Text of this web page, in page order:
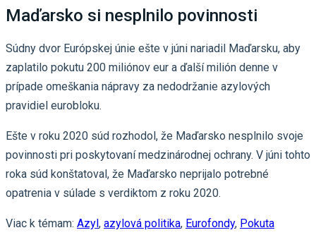
Maďarsko si nesplnilo povinnosti
Súdny dvor Európskej únie ešte v júni nariadil Maďarsku, aby
zaplatilo pokutu 200 miliónov eur a ďalší milión denne v
prípade omeškania nápravy za nedodržanie azylových
pravidiel eurobloku.
Ešte v roku 2020 súd rozhodol, že Maďarsko nesplnilo svoje
povinnosti pri poskytovaní medzinárodnej ochrany. V júni tohto
roka súd konštatoval, že Maďarsko neprijalo potrebné
opatrenia v súlade s verdiktom z roku 2020.
Viac k témam: Azyl , azylová politika, Eurofondy, Pokuta